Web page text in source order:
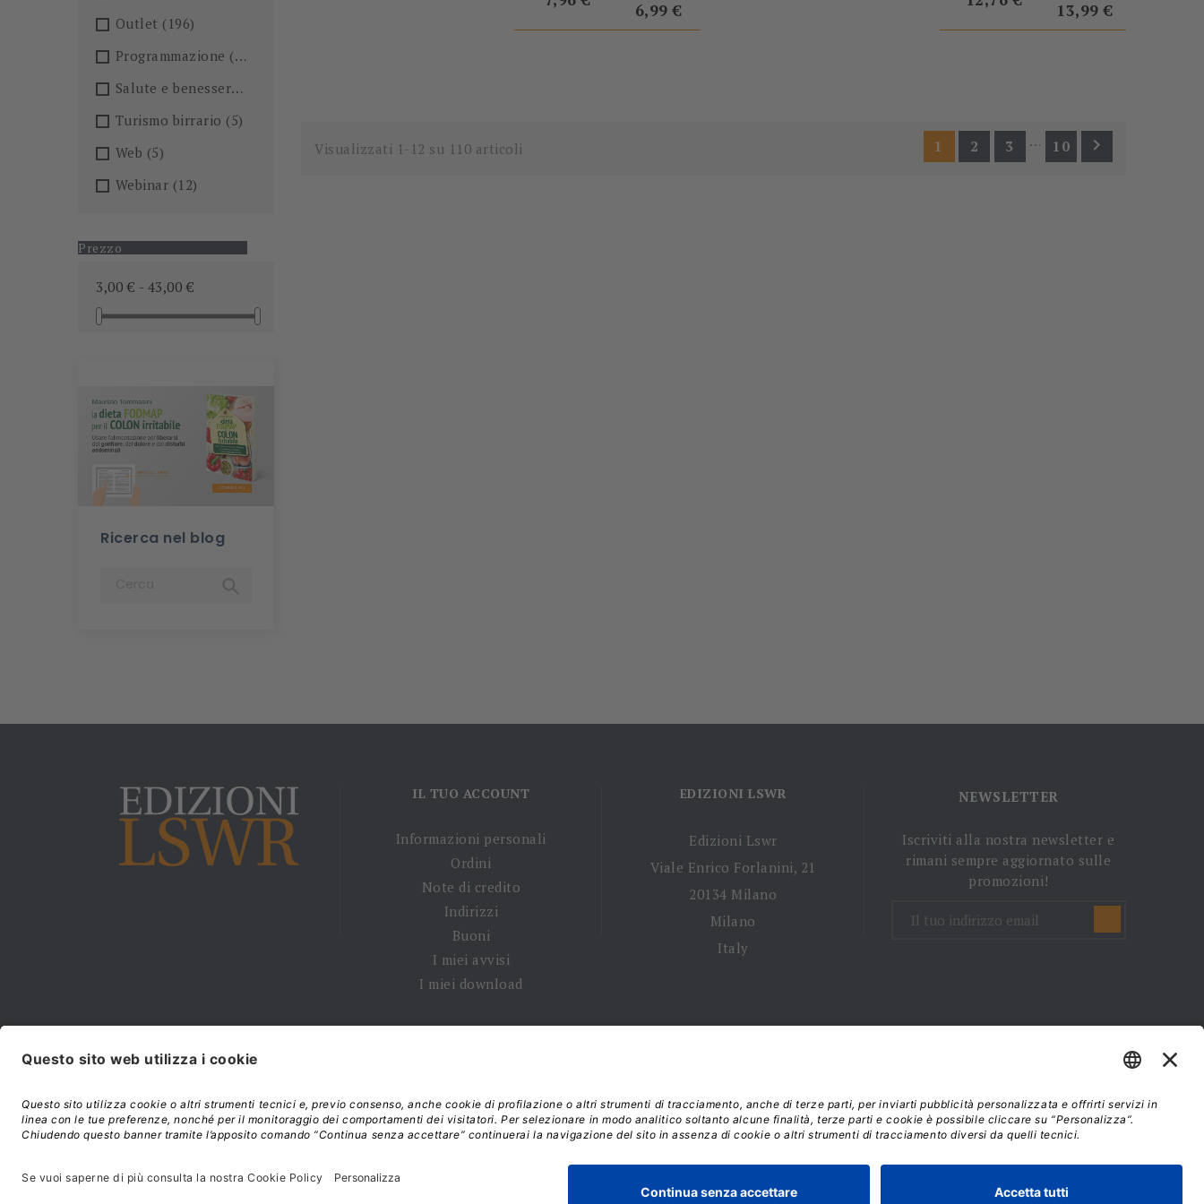
Outlet (196)
Programmazione (26)
Salute e benessere
Turismo birrario (5)
Web (5)
Webinar (12)
Prezzo
3,00 € - 43,00 €
Ricerca nel blog
6,99 €
13,99 €
Visualizzati 1-12 su 110 articoli 1 2 3 … 10 
IL TUO ACCOUNT
Informazioni personali
Ordini
Note di credito
Indirizzi
Buoni
I miei avvisi
I miei download
EDIZIONI LSWR
Edizioni Lswr
Viale Enrico Forlanini, 21
20134 Milano
Milano
Italy
NEWSLETTER
Iscriviti alla nostra newsletter e
rimani sempre aggiornato sulle
promozioni!
© 2026 - La Tribuna S.r.l. | P.IVA 01702840180 | C.F. 01107460337
Responsabile della Protezione dei Dati: dpo@lswr.it
Viale Enrico Forlanini, 21 - 20134 Milano (MI)